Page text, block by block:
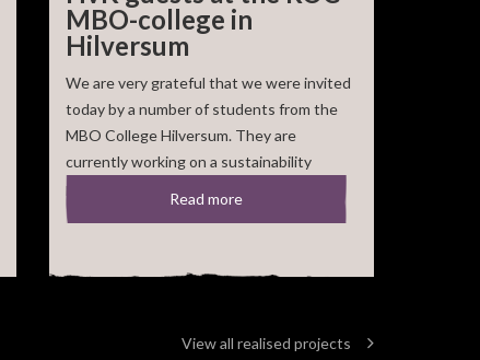
MBO-college in
Hilversum
We are very grateful that we were invited
today by a number of students from the
MBO College Hilversum. They are
currently working on a sustainability
project and decided to [...]
Read more
View all realised projects